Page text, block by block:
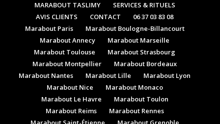
MARABOUT TASLIMY
SERVICES & RITUELS
AVIS CLIENTS
CONTACT
06 37 03 83 08
Marabout Paris
Marabout Boulogne-Billancourt
Marabout Annecy
Marabout Marseille
Marabout Toulouse
Marabout Strasbourg
Marabout Montpellier
Marabout Bordeaux
Marabout Nantes
Marabout Lille
Marabout Lyon
Marabout Nice
Marabout Monaco
Marabout Le Havre
Marabout Toulon
Marabout Reims
Marabout Rennes